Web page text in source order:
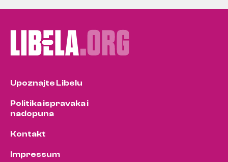
Upoznajte Libelu
Politika ispravaka i
nadopuna
Kontakt
Impressum